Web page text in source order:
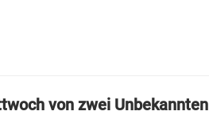
von zwei Unbekannten